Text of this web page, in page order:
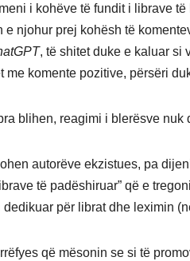
i kohëve të fundit i librave
e njohur prej kohësh të
, të shitet duke e kaluar si
me komente pozitive, përsëri
blihen, reagimi i blerësve nuk
autorëve ekzistues, pa
të padëshiruar” që e
dedikuar për librat dhe leximin
që mësonin se si të